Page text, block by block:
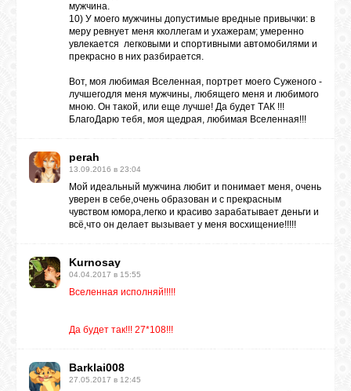
мужчина.
10) У моего мужчины допустимые вредные привычки: в
меру ревнует меня кколлегам и ухажерам; умеренно
увлекается легковыми и спортивными автомобилями и
прекрасно в них разбирается.
Вот, моя любимая Вселенная, портрет моего Суженого -
лучшегодля меня мужчины, любящего меня и любимого
мною. Он такой, или еще лучше! Да будет ТАК !!!
БлагоДарю тебя, моя щедрая, любимая Вселенная!!!
perah
13.09.2016 в 23:04
Мой идеальный мужчина любит и понимает меня, очень
уверен в себе,очень образован и с прекрасным
чувством юмора,легко и красиво зарабатывает деньги и
всё,что он делает вызывает у меня восхищение!!!!!
Kurnosay
04.04.2017 в 15:55
Вселенная исполняй!!!!!
Да будет так!!! 27*108!!!
Barklai008
27.05.2017 в 12:45